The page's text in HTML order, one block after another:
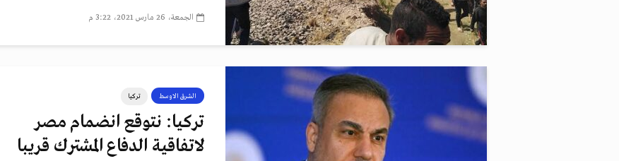
الجمعة، 26 مارس 2021، 3:22 م
الشرق الاوسط تركيا
تركيا: نتوقع انضمام مصر
لاتفاقية الدفاع المشترك قريبا